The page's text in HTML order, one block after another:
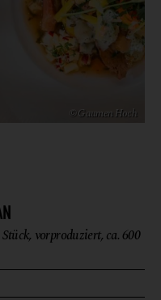
© Gaumen Hoch
vorproduziert, ca. 600